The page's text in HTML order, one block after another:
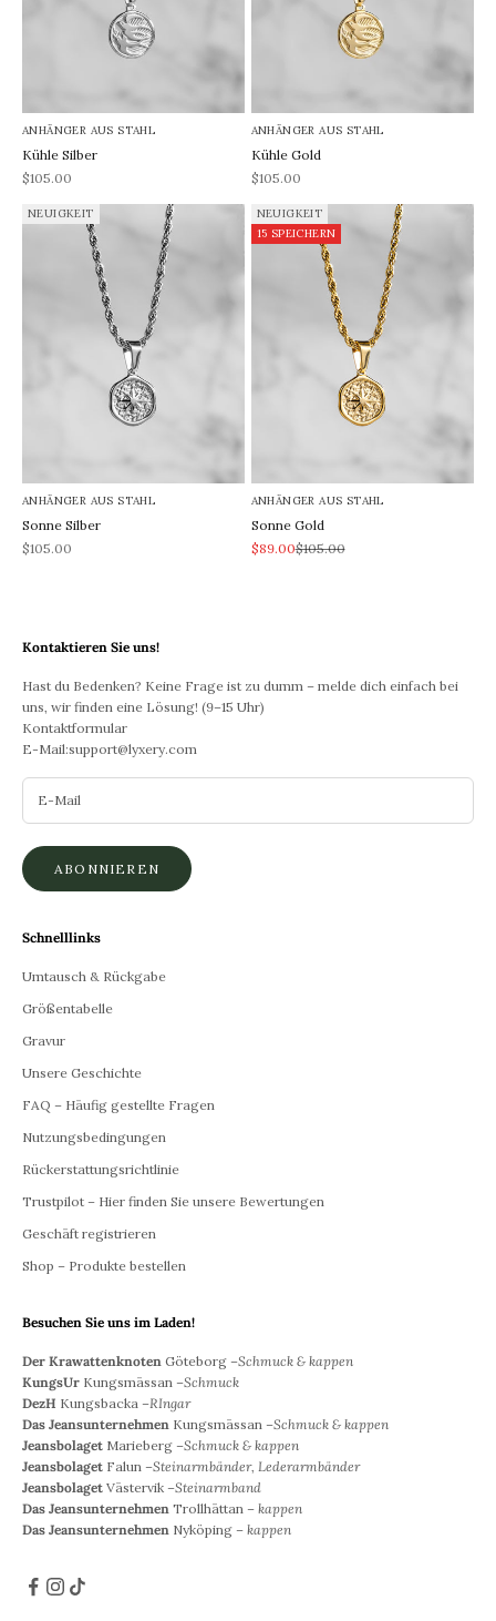
ANHÄNGER AUS STAHL
Kühle Silber
REA-pris
$105.00
ANHÄNGER AUS STAHL
Kühle Gold
REA-pris
$105.00
NEUIGKEIT
ANHÄNGER AUS STAHL
Sonne Silber
REA-pris
$105.00
NEUIGKEIT
15 SPEICHERN
ANHÄNGER AUS STAHL
Sonne Gold
REA-pris
$89.00Pris
$105.00
Kontaktieren Sie uns!
Hast du Bedenken? Keine Frage ist zu dumm – melde dich einfach bei
uns, wir finden eine Lösung! (9–15 Uhr)
Kontaktformular
E-Mail:support@lyxery.com
ABONNIEREN
Schnelllinks
Umtausch & Rückgabe
Größentabelle
Gravur
Unsere Geschichte
FAQ – Häufig gestellte Fragen
Nutzungsbedingungen
Rückerstattungsrichtlinie
Trustpilot – Hier finden Sie unsere Bewertungen
Geschäft registrieren
Shop – Produkte bestellen
Besuchen Sie uns im Laden!
Der Krawattenknoten Göteborg –Schmuck & kappen
KungsUr Kungsmässan –Schmuck
DezH Kungsbacka –RIngar
Das Jeansunternehmen Kungsmässan –Schmuck & kappen
Jeansbolaget Marieberg –Schmuck & kappen
Jeansbolaget Falun –Steinarmbänder, Lederarmbänder
Jeansbolaget Västervik –Steinarmband
Das Jeansunternehmen Trollhättan – kappen
Das Jeansunternehmen Nyköping – kappen